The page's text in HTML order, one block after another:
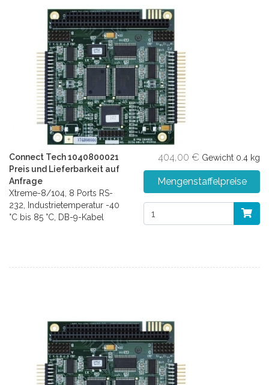
Connect Tech 1040800021
Preis und Lieferbarkeit auf
Anfrage
Xtreme-8/104, 8 Ports RS-
232, Industrietemperatur -40
°C bis 85 °C, DB-9-Kabel
404,00 € Gewicht 0.4 kg
Mengenstaffelpreise